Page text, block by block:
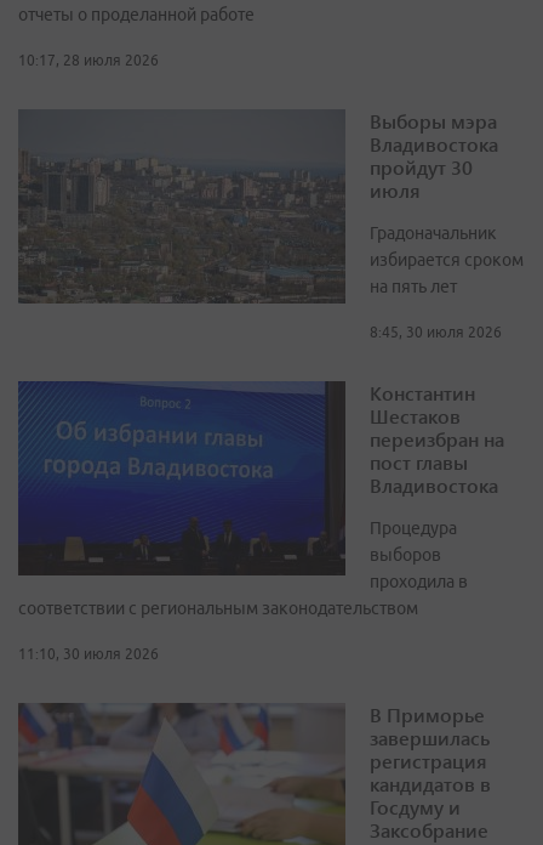
отчеты о проделанной работе
10:17, 28 июля 2026
Выборы мэра
Владивостока
пройдут 30
июля
Градоначальник
избирается сроком
на пять лет
8:45, 30 июля 2026
Константин
Шестаков
переизбран на
пост главы
Владивостока
Процедура
выборов
проходила в
соответствии с региональным законодательством
11:10, 30 июля 2026
В Приморье
завершилась
регистрация
кандидатов в
Госдуму и
Заксобрание